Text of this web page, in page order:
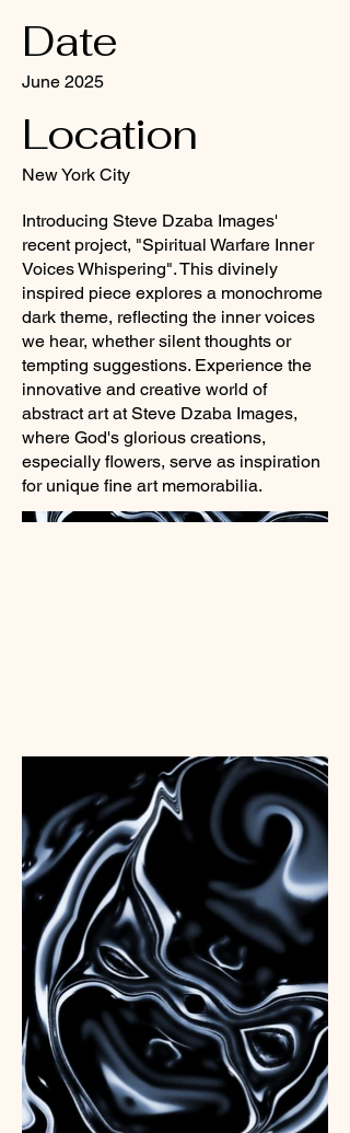
Date
June 2025
Location
New York City
Introducing Steve Dzaba Images'
recent project, "Spiritual Warfare Inner
Voices Whispering". This divinely
inspired piece explores a monochrome
dark theme, reflecting the inner voices
we hear, whether silent thoughts or
tempting suggestions. Experience the
innovative and creative world of
abstract art at Steve Dzaba Images,
where God's glorious creations,
especially flowers, serve as inspiration
for unique fine art memorabilia.